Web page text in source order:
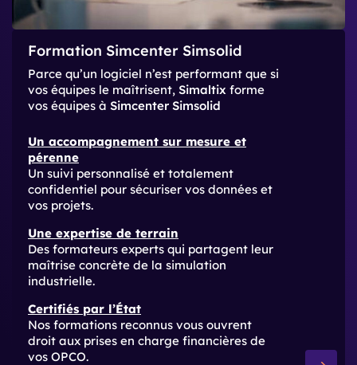
Formation Simcenter Simsolid
Parce qu’un logiciel n’est performant que si
vos équipes le maîtrisent, Simaltix forme
vos équipes à Simcenter Simsolid
Un accompagnement sur mesure et
pérenne
Un suivi personnalisé et totalement
confidentiel pour sécuriser vos données et
vos projets.
Une expertise de terrain
Des formateurs experts qui partagent leur
maîtrise concrète de la simulation
industrielle.
Certifiés par l’État
Nos formations reconnus vous ouvrent
droit aux prises en charge financières de
vos OPCO.